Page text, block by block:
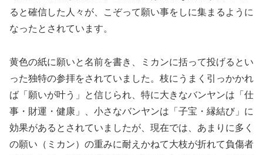
ると確信した人々が、こぞって願い事をしに集まるように
なったとされています。
黄色の紙に願いと名前を書き、ミカンに括って投げるとい
った独特の参拝をされていました。枝にうまく引っかかれ
ば「願いが叶う」と信じられ、特に大きなバンヤンは「仕
事・財運・健康」、小さなバンヤンは「子宝・縁結び」に
効果があるとされていましたが、現在では、あまりに多く
の願い（ミカン）の重みに耐えかねて大枝が折れて負傷者